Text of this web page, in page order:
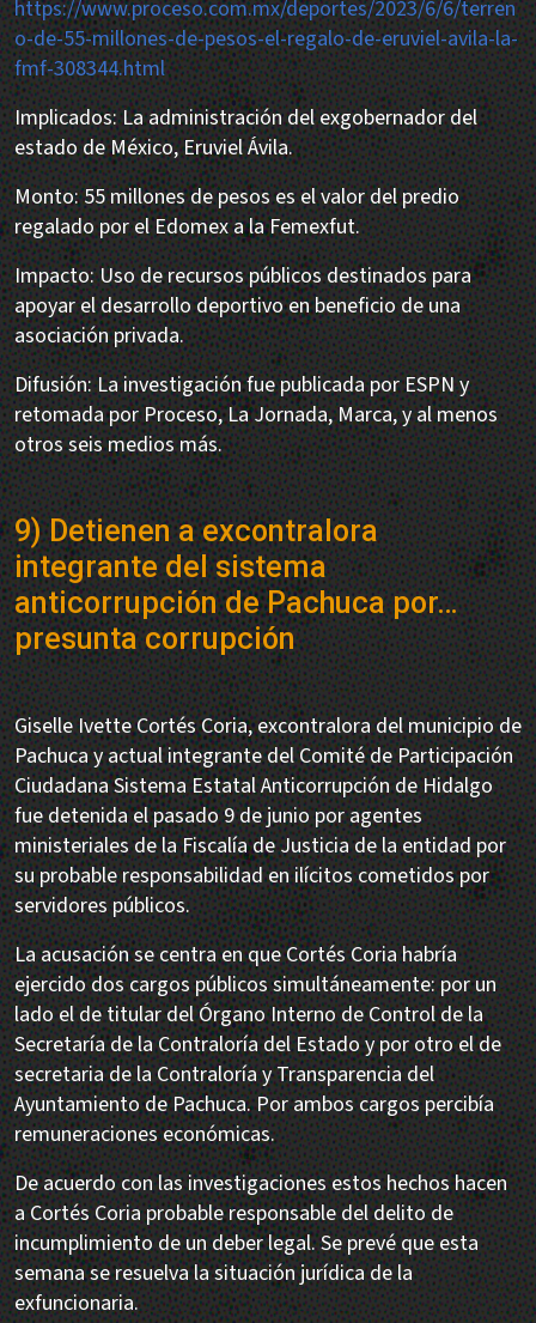
https://www.proceso.com.mx/deportes/2023/6/6/terren
o-de-55-millones-de-pesos-el-regalo-de-eruviel-avila-la-
fmf-308344.html
Implicados: La administración del exgobernador del
estado de México, Eruviel Ávila.
Monto: 55 millones de pesos es el valor del predio
regalado por el Edomex a la Femexfut.
Impacto: Uso de recursos públicos destinados para
apoyar el desarrollo deportivo en beneficio de una
asociación privada.
Difusión: La investigación fue publicada por ESPN y
retomada por Proceso, La Jornada, Marca, y al menos
otros seis medios más.
9) Detienen a excontralora
integrante del sistema
anticorrupción de Pachuca por…
presunta corrupción
Giselle Ivette Cortés Coria, excontralora del municipio de
Pachuca y actual integrante del Comité de Participación
Ciudadana Sistema Estatal Anticorrupción de Hidalgo
fue detenida el pasado 9 de junio por agentes
ministeriales de la Fiscalía de Justicia de la entidad por
su probable responsabilidad en ilícitos cometidos por
servidores públicos.
La acusación se centra en que Cortés Coria habría
ejercido dos cargos públicos simultáneamente: por un
lado el de titular del Órgano Interno de Control de la
Secretaría de la Contraloría del Estado y por otro el de
secretaria de la Contraloría y Transparencia del
Ayuntamiento de Pachuca. Por ambos cargos percibía
remuneraciones económicas.
De acuerdo con las investigaciones estos hechos hacen
a Cortés Coria probable responsable del delito de
incumplimiento de un deber legal. Se prevé que esta
semana se resuelva la situación jurídica de la
exfuncionaria.